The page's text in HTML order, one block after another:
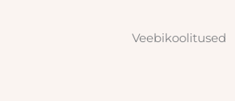
Veebikoolitused